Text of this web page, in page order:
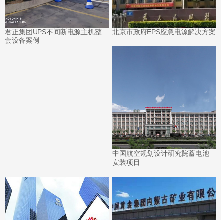
君正集团UPS不间断电源主机整
套设备案例
北京市政府EPS应急电源解决方案
中国航空规划设计研究院蓄电池
安装项目